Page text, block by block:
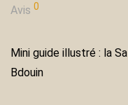
Avis 0
Mini guide illustré : la
Bdouin